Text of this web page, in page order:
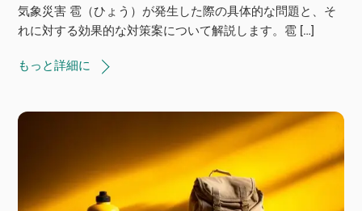
気象災害 雹（ひょう）が発生した際の具体的な問題と、そ
れに対する効果的な対策案について解説します。雹 […]
もっと詳細に